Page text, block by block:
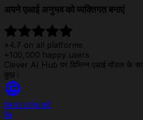
अपने एआई अनुभव को व्यक्तिगत बनाएं
+4.7 on all platforms
+100,000 happy users
Clever AI Hub पर विभिन्न एआई मॉडल के
कुछ।
वेब पर लॉन्च करें
वेब